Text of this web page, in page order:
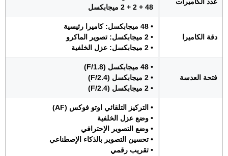
48 + 2 + 2 ميجابكسل
دقة الكاميرا
• 48 ميجابكسل: كاميرا رئيسية
• 2 ميجابكسل: تصوير الماكرو
• 2 ميجابكسل: عزل الخلفية
فتحة العدسة
• 48 ميجابكسل (F/1.8)
• 2 ميجابكسل (F/2.4)
• 2 ميجابكسل (F/2.4)
• التركيز التلقائي اوتو فوكس (AF)
• وضع عزل الخلفية
• وضع التصوير الإحترافي
• تحسين التصوير بالذكاء الإصطناعي
• تقريب رقمي